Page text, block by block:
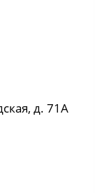
д. 71А